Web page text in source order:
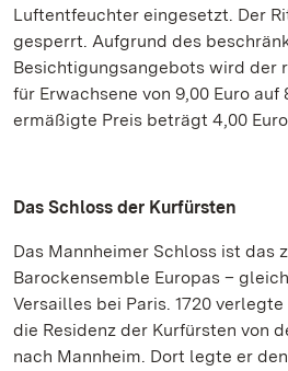
Luftentfeuchter eingesetzt. Der
gesperrt. Aufgrund des
Besichtigungsangebots wird der
für Erwachsene von 9,00 Euro auf
ermäßigte Preis beträgt 4,00
Das Schloss der Kurfürsten
Das Mannheimer Schloss ist das
Barockensemble Europas –
Versailles bei Paris. 1720
die Residenz der Kurfürsten von
nach Mannheim. Dort legte er